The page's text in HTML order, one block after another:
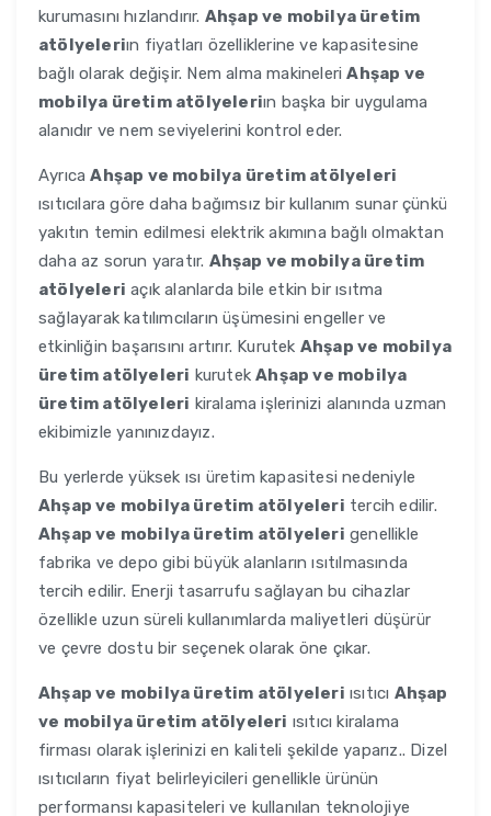
kurumasını hızlandırır. Ahşap ve mobilya üretim
atölyeleriın fiyatları özelliklerine ve kapasitesine
bağlı olarak değişir. Nem alma makineleriAhşap ve
mobilya üretim atölyeleriın başka bir uygulama
alanıdır ve nem seviyelerini kontrol eder.
AyrıcaAhşap ve mobilya üretim atölyeleri
ısıtıcılara göre daha bağımsız bir kullanım sunar çünkü
yakıtın temin edilmesi elektrik akımına bağlı olmaktan
daha az sorun yaratır. Ahşap ve mobilya üretim
atölyeleri açık alanlarda bile etkin bir ısıtma
sağlayarak katılımcıların üşümesini engeller ve
etkinliğin başarısını artırır. Kurutek Ahşap ve mobilya
üretim atölyeleri kurutekAhşap ve mobilya
üretim atölyeleri kiralama işlerinizi alanında uzman
ekibimizle yanınızdayız.
Bu yerlerde yüksek ısı üretim kapasitesi nedeniyle
Ahşap ve mobilya üretim atölyeleri tercih edilir.
Ahşap ve mobilya üretim atölyeleri genellikle
fabrika ve depo gibi büyük alanların ısıtılmasında
tercih edilir. Enerji tasarrufu sağlayan bu cihazlar
özellikle uzun süreli kullanımlarda maliyetleri düşürür
ve çevre dostu bir seçenek olarak öne çıkar.
Ahşap ve mobilya üretim atölyeleri ısıtıcı Ahşap
ve mobilya üretim atölyeleri ısıtıcı kiralama
firması olarak işlerinizi en kaliteli şekilde yaparız.. Dizel
ısıtıcıların fiyat belirleyicileri genellikle ürünün
performansı kapasiteleri ve kullanılan teknolojiye